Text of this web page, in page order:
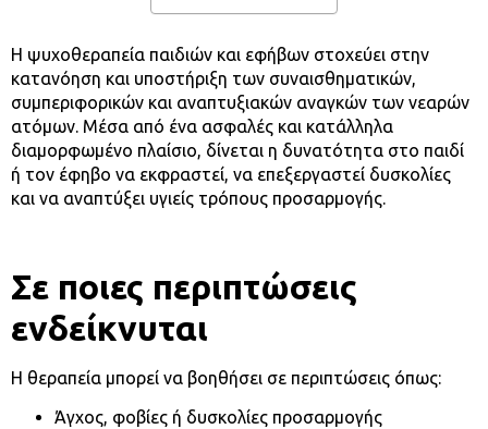
Η ψυχοθεραπεία παιδιών και εφήβων στοχεύει στην
κατανόηση και υποστήριξη των συναισθηματικών,
συμπεριφορικών και αναπτυξιακών αναγκών των νεαρών
ατόμων. Μέσα από ένα ασφαλές και κατάλληλα
διαμορφωμένο πλαίσιο, δίνεται η δυνατότητα στο παιδί
ή τον έφηβο να εκφραστεί, να επεξεργαστεί δυσκολίες
και να αναπτύξει υγιείς τρόπους προσαρμογής.
Σε ποιες περιπτώσεις
ενδείκνυται
Η θεραπεία μπορεί να βοηθήσει σε περιπτώσεις όπως:
Άγχος, φοβίες ή δυσκολίες προσαρμογής